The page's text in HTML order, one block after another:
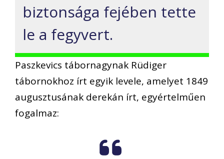
biztonsága fejében tette
le a fegyvert.
Paszkevics tábornagynak Rüdiger
tábornokhoz írt egyik levele, amelyet 1849
augusztusának derekán írt, egyértelműen
fogalmaz: